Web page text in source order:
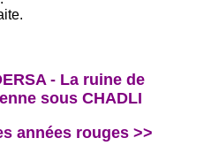
- La ruine de
sous CHADLI
années rouges >>